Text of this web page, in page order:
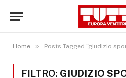
Home » Posts Tagged "giudizio
FILTRO: GIUDIZIO